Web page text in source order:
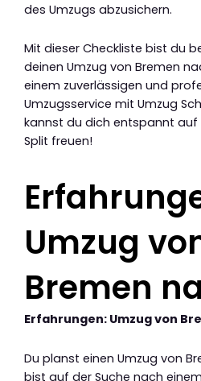
des Umzugs abzusichern.
Mit dieser Checkliste bist du
deinen Umzug von Bremen
einem zuverlässigen und
Umzugsservice mit Umzug
kannst du dich entspannt auf
Split freuen!
Umzug
Bremen
Erfahrungen: Umzug von
Du planst einen Umzug von
bist auf der Suche nach